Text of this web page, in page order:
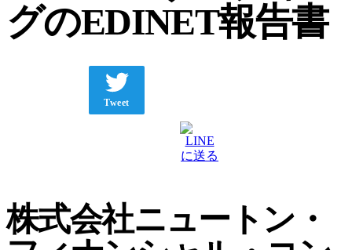
グのEDINET報告書
Tweet
株式会社ニュートン・